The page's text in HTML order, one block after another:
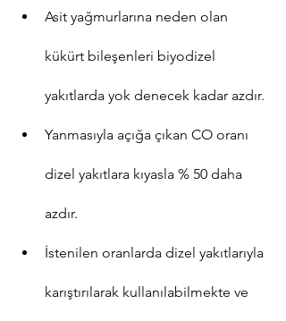
Asit yağmurlarına neden olan
kükürt bileşenleri biyodizel
yakıtlarda yok denecek kadar azdır.
Yanmasıyla açığa çıkan CO oranı
dizel yakıtlara kıyasla % 50 daha
azdır.
İstenilen oranlarda dizel yakıtlarıyla
karıştırılarak kullanılabilmekte ve